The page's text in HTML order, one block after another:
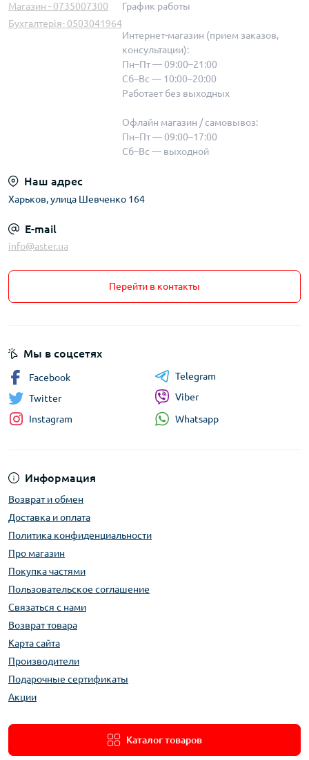
Магазин - 0735007300
Бухгалтерія- 0503041964
График работы
Интернет-магазин (прием заказов,
консультации):
Пн–Пт — 09:00–21:00
Сб–Вс — 10:00–20:00
Работает без выходных
Офлайн магазин / самовывоз:
Пн–Пт — 09:00–17:00
Сб–Вс — выходной
Наш адрес
Харьков, улица Шевченко 164
E-mail
info@aster.ua
Перейти в контакты
Информация
Возврат и обмен
Доставка и оплата
Политика конфиденциальности
Про магазин
Покупка частями
Пользовательское соглашение
Связаться с нами
Возврат товара
Карта сайта
Производители
Подарочные сертификаты
Акции
Каталог товаров
Мы в соцсетях
Facebook
Twitter
Instagram
Telegram
Viber
Whatsapp